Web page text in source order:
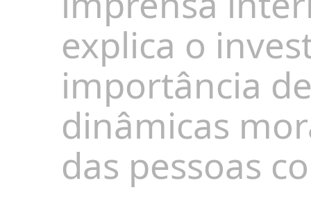
explica o
importância
dinâmicas
das pessoas